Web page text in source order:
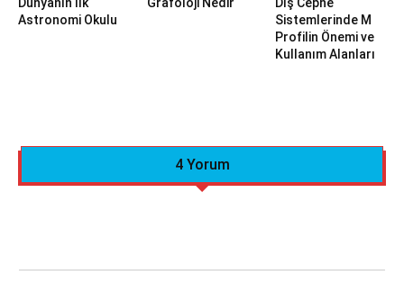
Astronomi Okulu
Sistemlerinde M
Profilin Önemi ve
Kullanım Alanları
4 Yorum